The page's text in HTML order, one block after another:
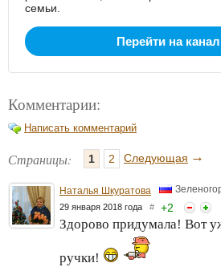
семьи.
Перейти на канал
Комментарии:
Написать комментарий
Страницы: 1 2 Следующая →
Наталья Шкуратова
29 января 2018 года # +2
Здорово придумала! Вот
ручки!